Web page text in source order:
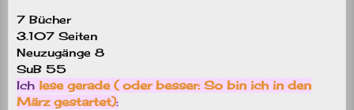
7 Bücher
3.107 Seiten
Neuzugänge 8
SuB 55
Ich lese gerade ( oder besser: So bin ich in den
März gestartet):